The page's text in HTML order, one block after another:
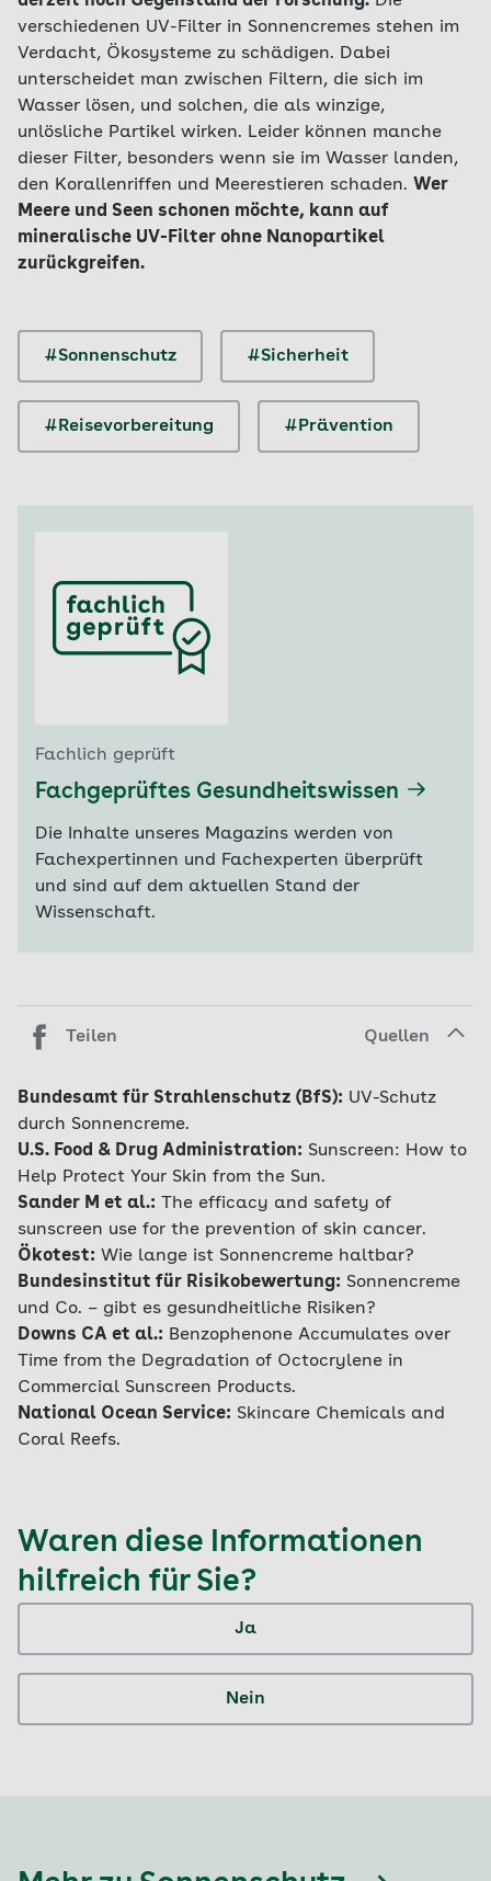
verschiedenen UV-Filter in Sonnencremes stehen im
Verdacht, Ökosysteme zu schädigen. Dabei
unterscheidet man zwischen Filtern, die sich im
Wasser lösen, und solchen, die als winzige,
unlösliche Partikel wirken. Leider können manche
dieser Filter, besonders wenn sie im Wasser landen,
den Korallenriffen und Meerestieren schaden. Wer
Meere und Seen schonen möchte, kann auf
mineralische UV-Filter ohne Nanopartikel
zurückgreifen.
#Sonnenschutz #Sicherheit
#Reisevorbereitung #Prävention
Fachlich geprüft
Fachgeprüftes Gesundheitswissen
Die Inhalte unseres Magazins werden von
Fachexpertinnen und Fachexperten überprüft
und sind auf dem aktuellen Stand der
Wissenschaft.
Teilen Quellen
Bundesamt für Strahlenschutz (BfS): UV-Schutz
durch Sonnencreme.
U.S. Food & Drug Administration: Sunscreen: How to
Help Protect Your Skin from the Sun.
Sander M et al.: The efficacy and safety of
sunscreen use for the prevention of skin cancer.
Ökotest: Wie lange ist Sonnencreme haltbar?
Bundesinstitut für Risikobewertung: Sonnencreme
und Co. – gibt es gesundheitliche Risiken?
Downs CA et al.: Benzophenone Accumulates over
Time from the Degradation of Octocrylene in
Commercial Sunscreen Products.
National Ocean Service: Skincare Chemicals and
Coral Reefs.
Waren diese Informationen
hilfreich für Sie?
Ja
Nein